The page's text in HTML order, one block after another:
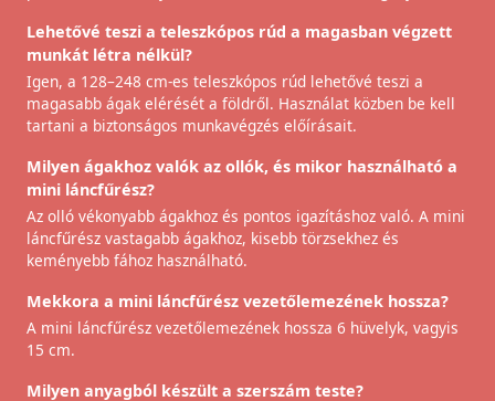
Lehetővé teszi a teleszkópos rúd a magasban végzett
munkát létra nélkül?
Igen, a 128–248 cm-es teleszkópos rúd lehetővé teszi a
magasabb ágak elérését a földről. Használat közben be kell
tartani a biztonságos munkavégzés előírásait.
Milyen ágakhoz valók az ollók, és mikor használható a
mini láncfűrész?
Az olló vékonyabb ágakhoz és pontos igazításhoz való. A mini
láncfűrész vastagabb ágakhoz, kisebb törzsekhez és
keményebb fához használható.
Mekkora a mini láncfűrész vezetőlemezének hossza?
A mini láncfűrész vezetőlemezének hossza 6 hüvelyk, vagyis
15 cm.
Milyen anyagból készült a szerszám teste?